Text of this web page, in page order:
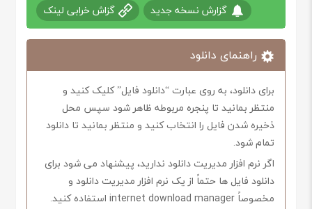
گزارش نسخه جدید گزاش خرابی لینک
راهنمای دانلود
برای دانلود، به روی عبارت “دانلود فایل” کلیک کنید و
منتظر بمانید تا پنجره مربوطه ظاهر شود سپس محل
ذخیره شدن فایل را انتخاب کنید و منتظر بمانید تا دانلود
تمام شود.
اگر نرم افزار مدیریت دانلود ندارید، پیشنهاد می شود برای
دانلود فایل ها حتماً از یک نرم افزار مدیریت دانلود و
مخصوصاً internet download manager استفاده کنید.